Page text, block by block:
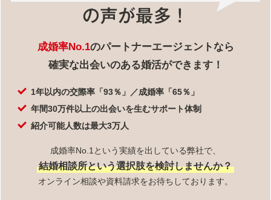
成婚率No.1のパートナーエージェントなら
確実な出会いのある婚活ができます！
1年以内の交際率「93％」／成婚率「65％」
年間30万件以上の出会いを生むサポート体制
紹介可能人数は最大3万人
成婚率No.1という実績を出している弊社で、
結婚相談所という選択肢を検討しませんか？
オンライン相談や資料請求をお待ちしております。